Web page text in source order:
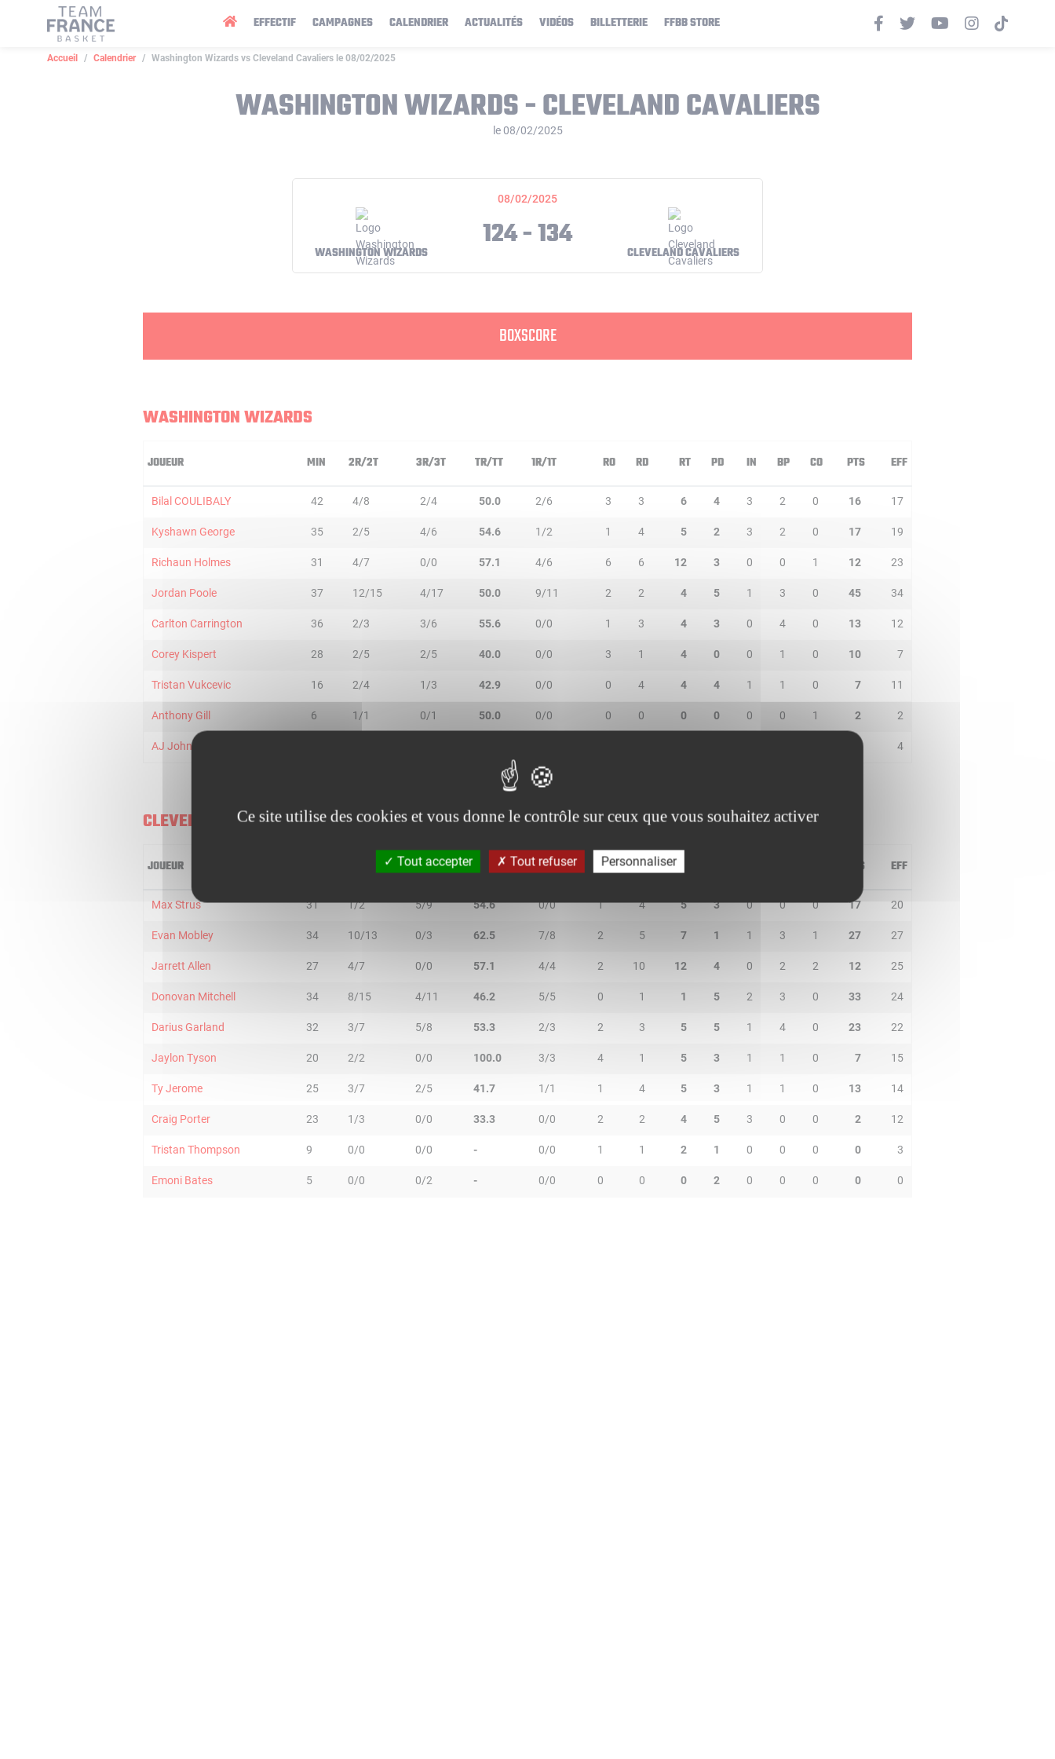
EFFECTIF CAMPAGNES CALENDRIER ACTUALITÉS VIDÉOS BILLETTERIE FFBB STORE
Accueil Calendrier Washington Wizards vs Cleveland Cavaliers le 08/02/2025
WASHINGTON WIZARDS - CLEVELAND CAVALIERS
le 08/02/2025
08/02/2025
WASHINGTON WIZARDS 124 - 134 CLEVELAND CAVALIERS
BOXSCORE
WASHINGTON WIZARDS
JOUEUR MIN 2R/2T 3R/3T TR/TT 1R/1T RO RD RT PD IN BP CO PTS EFF
Bilal COULIBALY 42 4/8 2/4 50.0 2/6 3 3 6 4 3 2 0 16 17
Kyshawn George 35 2/5 4/6 54.6 1/2 1 4 5 2 3 2 0 17 19
Richaun Holmes 31 4/7 0/0 57.1 4/6 6 6 12 3 0 0 1 12 23
Jordan Poole 37 12/15 4/17 50.0 9/11 2 2 4 5 1 3 0 45 34
Carlton Carrington 36 2/3 3/6 55.6 0/0 1 3 4 3 0 4 0 13 12
Corey Kispert 28 2/5 2/5 40.0 0/0 3 1 4 0 0 1 0 10 7
Tristan Vukcevic 16 2/4 1/3 42.9 0/0 0 4 4 4 1 1 0 7 11
Anthony Gill 6 1/1 0/1 50.0 0/0 0 0 0 0 0 0 1 2 2
AJ Johnson 4
CLEVELAND CAVALIERS
JOUEUR 3R/3T TR/TT 1R/1T RO RD PTS EFF
Max Strus 31 1/2 5/9 54.6 0/0 1 4 5 3 0 0 0 17 20
Evan Mobley 34 10/13 0/3 62.5 7/8 2 5 7 1 1 3 1 27 27
Jarrett Allen 27 4/7 0/0 57.1 4/4 2 10 12 4 0 2 2 12 25
Donovan Mitchell 34 8/15 4/11 46.2 5/5 0 1 1 5 2 3 0 33 24
Darius Garland 32 3/7 5/8 53.3 2/3 2 3 5 5 1 4 0 23 22
Jaylon Tyson 20 2/2 0/0 100.0 3/3 4 1 5 3 1 1 0 7 15
Ty Jerome 25 3/7 2/5 41.7 1/1 1 4 5 3 1 1 0 13 14
Craig Porter 23 1/3 0/0 33.3 0/0 2 2 4 5 3 0 0 2 12
Tristan Thompson 9 0/0 0/0 - 0/0 1 1 2 1 0 0 0 0 3
Emoni Bates 5 0/0 0/2 - 0/0 0 0 0 2 0 0 0 0 0
Panneau de gestion des cookies
Ce site utilise des cookies et vous donne le contrôle sur ceux que vous souhaitez activer
Tout accepter Tout refuser Personnaliser